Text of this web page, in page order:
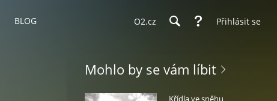
BLOG O2.cz Přihlásit se
Mohlo by se vám líbit
Křídla ve sněhu